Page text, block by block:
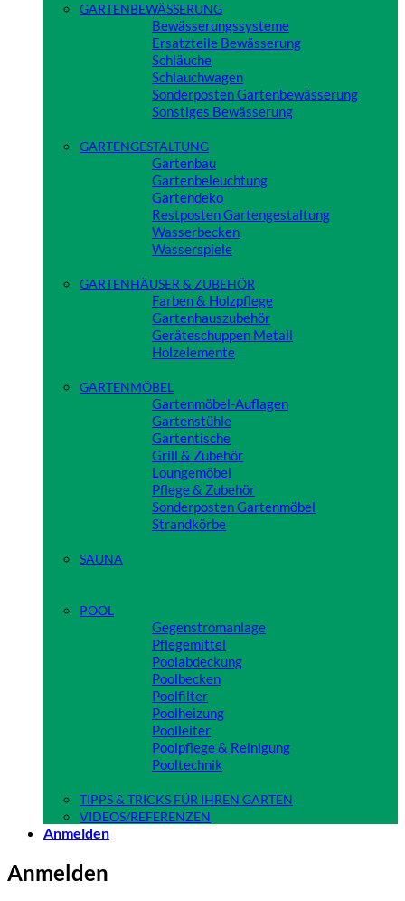
GARTENBEWÄSSERUNG
Bewässerungssysteme
Ersatzteile Bewässerung
Schläuche
Schlauchwagen
Sonderposten Gartenbewässerung
Sonstiges Bewässerung
GARTENGESTALTUNG
Gartenbau
Gartenbeleuchtung
Gartendeko
Restposten Gartengestaltung
Wasserbecken
Wasserspiele
GARTENHÄUSER & ZUBEHÖR
Farben & Holzpflege
Gartenhauszubehör
Geräteschuppen Metall
Holzelemente
GARTENMÖBEL
Gartenmöbel-Auflagen
Gartenstühle
Gartentische
Grill & Zubehör
Loungemöbel
Pflege & Zubehör
Sonderposten Gartenmöbel
Strandkörbe
SAUNA
POOL
Gegenstromanlage
Pflegemittel
Poolabdeckung
Poolbecken
Poolfilter
Poolheizung
Poolleiter
Poolpflege & Reinigung
Pooltechnik
TIPPS & TRICKS FÜR IHREN GARTEN
VIDEOS/REFERENZEN
Anmelden
Anmelden